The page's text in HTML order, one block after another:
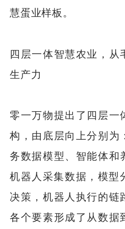
慧蛋业样板。
四层一体智慧农业，从
生产力
零一万物提出了四层一
构，由底层向上分别为
务数据模型、智能体和
机器人采集数据，模型
决策，机器人执行的链
各个要素形成了从数据